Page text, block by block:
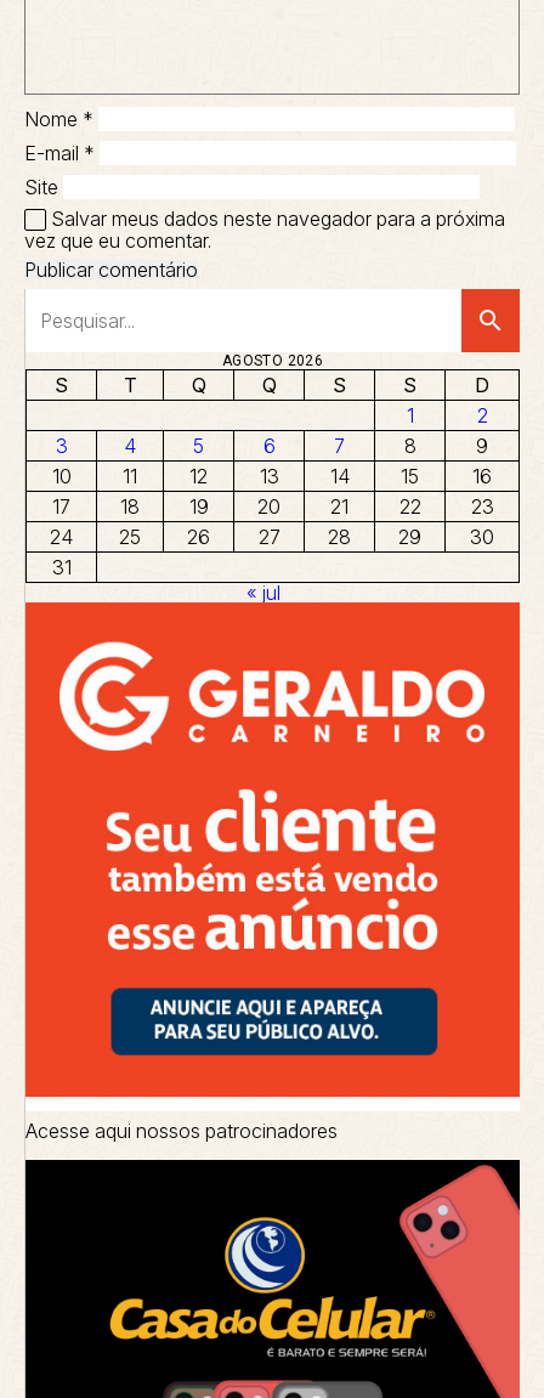
Nome *
E-mail *
Site
Salvar meus dados neste navegador para a próxima
vez que eu comentar.
search
AGOSTO 2026
S T Q Q S S
D
1
2
3
4 5 6 7 8
9
10
11 12 13 14 15
16
17
18 19 20 21 22
23
24
25 26 27 28 29
30
31
« jul
Acesse aqui nossos patrocinadores